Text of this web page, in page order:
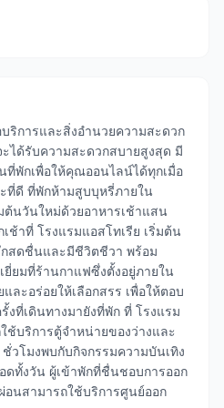
ริการและสิ่งอำนวยความสะดวก
ได้รับความสะดวกสบายสูงสุด มี
ที่พักเพื่อให้คุณออนไลน์ได้ทุกเมื่อ
ที่ดี ที่พักห้ามสูบบุหรี่ภายใน
ต้นวันใหม่ด้วยอาหารเช้าแสน
ช้าที่ โรงแรมแอสโทเรีย เริ่มต้น
สดชื่นและมีชีวิตชีวา พร้อม
ยมที่ร้านกาแฟซึ่งตั้งอยู่ภายใน
ละอร่อยให้เลือกสรร เพื่อให้ตอบ
ที่เดินทางมายังที่พัก ที่ โรงแรม
ช้บริการตู้จำหน่ายของว่างและ
วโมงพบกับกิจกรรมความบันเทิง
ดทั้งวัน ผู้เข้าพักที่ชื่นชอบการออก
อนสามารถใช้บริการศูนย์ออก